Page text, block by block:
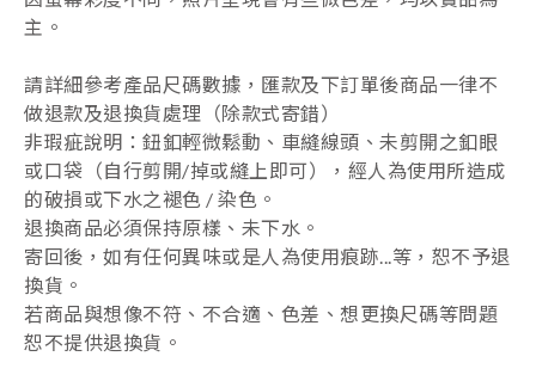
主。
請詳細參考產品尺碼數據，匯款及下訂單後商品一律不
做退款及退換貨處理（除款式寄錯）
非瑕疵說明：鈕釦輕微鬆動、車縫線頭、未剪開之釦眼
或口袋（自行剪開/掉或縫上即可），經人為使用所造成
的破損或下水之褪色 / 染色。
退換商品必須保持原樣、未下水。
寄回後，如有任何異味或是人為使用痕跡...等，恕不予退
換貨。
若商品與想像不符、不合適、色差、想更換尺碼等問題
恕不提供退換貨。